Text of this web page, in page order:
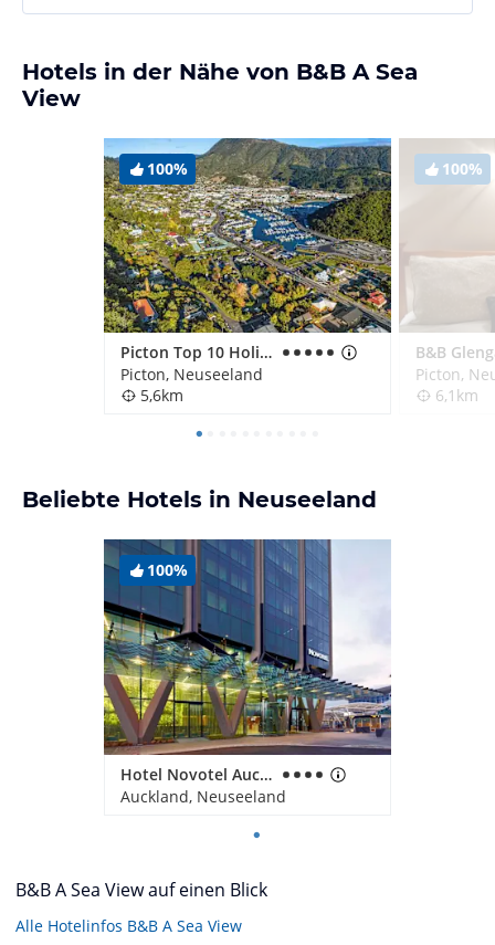
Hotels in der Nähe von B&B A Sea
View
100%
Picton Top 10 Holiday Park
Picton, Neuseeland
5,6km
100%
B&B
Picton,
6,1km
Beliebte Hotels in Neuseeland
100%
Hotel Novotel Auckland Airport
Auckland, Neuseeland
B&B A Sea View auf einen Blick
Alle Hotelinfos B&B A Sea View